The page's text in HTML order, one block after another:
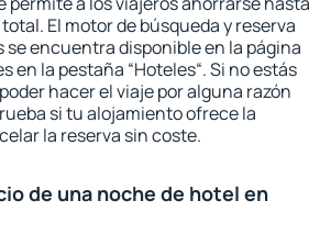
El motor de búsqueda y reserva
se encuentra disponible en la página
en la pestaña “Hoteles“. Si no estás
hacer el viaje por alguna razón
si tu alojamiento ofrece la
la reserva sin coste.
de una noche de hotel en